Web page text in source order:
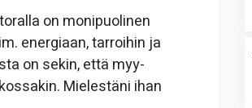
on monipuolinen
energiaan, tarroihin ja
on sekin, että myy-
Mielestäni ihan